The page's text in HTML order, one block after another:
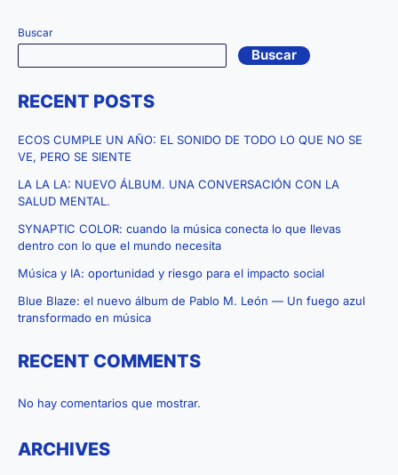
el
viaje
de
M.
en
segundo
de
vida
Buscar
Buscar
RECENT POSTS
ECOS CUMPLE UN AÑO: EL SONIDO DE TODO LO QUE NO SE
VE, PERO SE SIENTE
LA LA LA: NUEVO ÁLBUM. UNA CONVERSACIÓN CON LA
SALUD MENTAL.
SYNAPTIC COLOR: cuando la música conecta lo que llevas
dentro con lo que el mundo necesita
Música y IA: oportunidad y riesgo para el impacto social
Blue Blaze: el nuevo álbum de Pablo M. León — Un fuego azul
transformado en música
RECENT COMMENTS
No hay comentarios que mostrar.
ARCHIVES